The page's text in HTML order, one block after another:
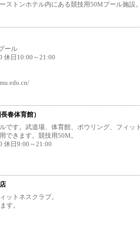
ストンホテル内にある競技用50Mプール施設
ール
休日10:00～21:00
春体育館）
です。武道場、体育館、ボウリング、フィッ
できます。競技用50M。
休日9:00～21:00
ットネスクラブ。
す。